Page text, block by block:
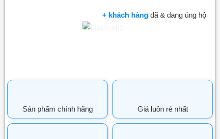
+ khách hàng đã & đang ủng hộ
Sản phẩm chính hãng Giá luôn rẻ nhất